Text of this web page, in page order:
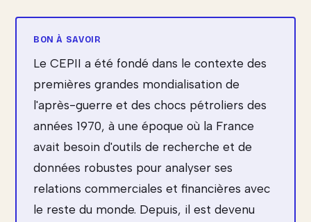
Le CEPII a été fondé dans le contexte des
premières grandes mondialisation de
l'après-guerre et des chocs pétroliers des
années 1970, à une époque où la France
avait besoin d'outils de recherche et de
données robustes pour analyser ses
relations commerciales et financières avec
le reste du monde. Depuis, il est devenu